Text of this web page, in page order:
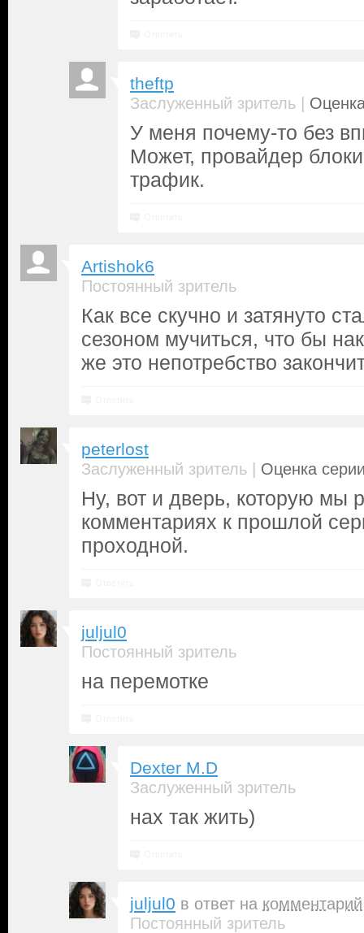
theftp
Заслуженный зритель |
У меня почему-то без
Может, провайдер
трафик.
Artishok6
Постоянный зритель
Как все скучно и затянуто
сезоном мучиться, что бы
же это непотребство
peterlost
Заслуженный зритель | Оценка
Ну, вот и дверь, которую мы
комментариях к прошлой
проходной.
juljul0
Постоянный зритель
на перемотке
Dexter M.D
Заслуженный зритель
нах так жить)
juljul0 в ответ на комментарий
Постоянный зритель